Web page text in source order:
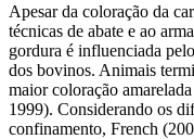
Apesar da coloração da
técnicas de abate e ao
gordura é influenciada
dos bovinos. Animais
maior coloração
1999). Considerando os
confinamento, French